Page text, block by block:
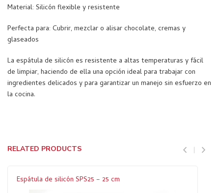
Material: Silicón flexible y resistente
Perfecta para: Cubrir, mezclar o alisar chocolate, cremas y
glaseados
La espátula de silicón es resistente a altas temperaturas y fácil
de limpiar, haciendo de ella una opción ideal para trabajar con
ingredientes delicados y para garantizar un manejo sin esfuerzo en
la cocina.
RELATED PRODUCTS
Espátula de silicón SPS25 – 25 cm